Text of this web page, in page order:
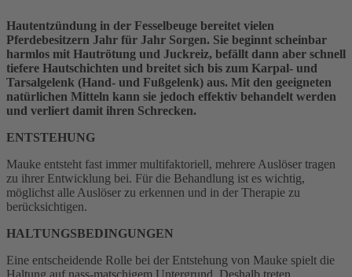
Hautentzündung in der Fesselbeuge bereitet vielen
Pferdebesitzern Jahr für Jahr Sorgen. Sie beginnt scheinbar
harmlos mit Hautrötung und Juckreiz, befällt dann aber schnell
tiefere Hautschichten und breitet sich bis zum Karpal- und
Tarsalgelenk (Hand- und Fußgelenk) aus. Mit den geeigneten
natürlichen Mitteln kann sie jedoch effektiv behandelt werden
und verliert damit ihren Schrecken.
ENTSTEHUNG
Mauke entsteht fast immer multifaktoriell, mehrere Auslöser tragen
zu ihrer Entwicklung bei. Für die Behandlung ist es wichtig,
möglichst alle Auslöser zu erkennen und in der Therapie zu
berücksichtigen.
HALTUNGSBEDINGUNGEN
Eine entscheidende Rolle bei der Entstehung von Mauke spielt die
Haltung auf nass-matschigem Untergrund. Deshalb treten